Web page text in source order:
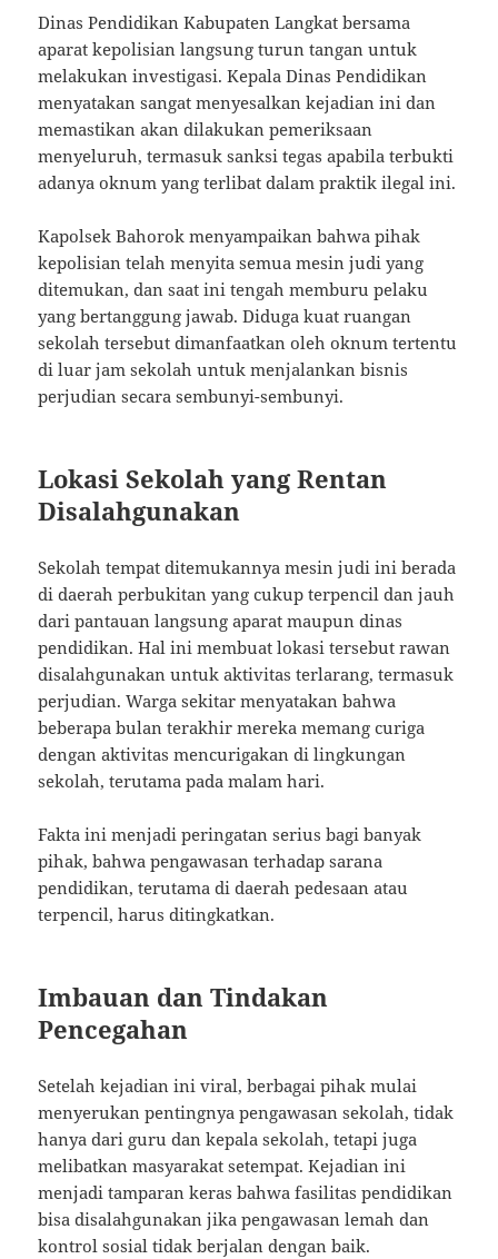
Dinas Pendidikan Kabupaten Langkat bersama
aparat kepolisian langsung turun tangan untuk
melakukan investigasi. Kepala Dinas Pendidikan
menyatakan sangat menyesalkan kejadian ini dan
memastikan akan dilakukan pemeriksaan
menyeluruh, termasuk sanksi tegas apabila terbukti
adanya oknum yang terlibat dalam praktik ilegal ini.
Kapolsek Bahorok menyampaikan bahwa pihak
kepolisian telah menyita semua mesin judi yang
ditemukan, dan saat ini tengah memburu pelaku
yang bertanggung jawab. Diduga kuat ruangan
sekolah tersebut dimanfaatkan oleh oknum tertentu
di luar jam sekolah untuk menjalankan bisnis
perjudian secara sembunyi-sembunyi.
Lokasi Sekolah yang Rentan
Disalahgunakan
Sekolah tempat ditemukannya mesin judi ini berada
di daerah perbukitan yang cukup terpencil dan jauh
dari pantauan langsung aparat maupun dinas
pendidikan. Hal ini membuat lokasi tersebut rawan
disalahgunakan untuk aktivitas terlarang, termasuk
perjudian. Warga sekitar menyatakan bahwa
beberapa bulan terakhir mereka memang curiga
dengan aktivitas mencurigakan di lingkungan
sekolah, terutama pada malam hari.
Fakta ini menjadi peringatan serius bagi banyak
pihak, bahwa pengawasan terhadap sarana
pendidikan, terutama di daerah pedesaan atau
terpencil, harus ditingkatkan.
Imbauan dan Tindakan
Pencegahan
Setelah kejadian ini viral, berbagai pihak mulai
menyerukan pentingnya pengawasan sekolah, tidak
hanya dari guru dan kepala sekolah, tetapi juga
melibatkan masyarakat setempat. Kejadian ini
menjadi tamparan keras bahwa fasilitas pendidikan
bisa disalahgunakan jika pengawasan lemah dan
kontrol sosial tidak berjalan dengan baik.